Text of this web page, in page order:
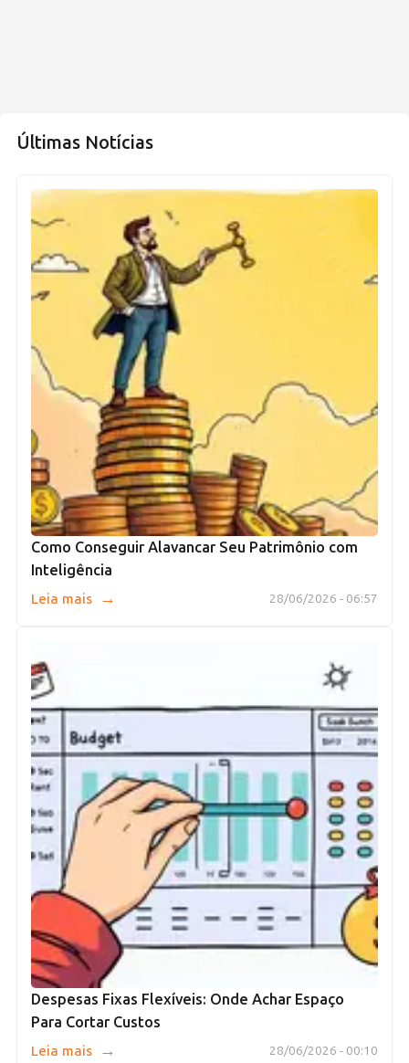
Últimas Notícias
Como Conseguir Alavancar Seu Patrimônio com
Inteligência
28/06/2026 - 06:57
Leia mais →
Despesas Fixas Flexíveis: Onde Achar Espaço
Para Cortar Custos
28/06/2026 - 00:10
Leia mais →